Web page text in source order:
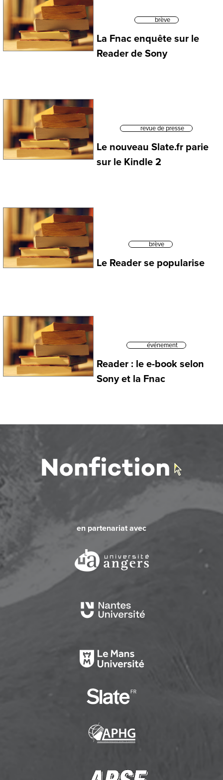
brève
La Fnac enquête sur le
Reader de Sony
revue de presse
Le nouveau Slate.fr parie
sur le Kindle 2
brève
Le Reader se popularise
événement
Reader : le e-book selon
Sony et la Fnac
en partenariat avec